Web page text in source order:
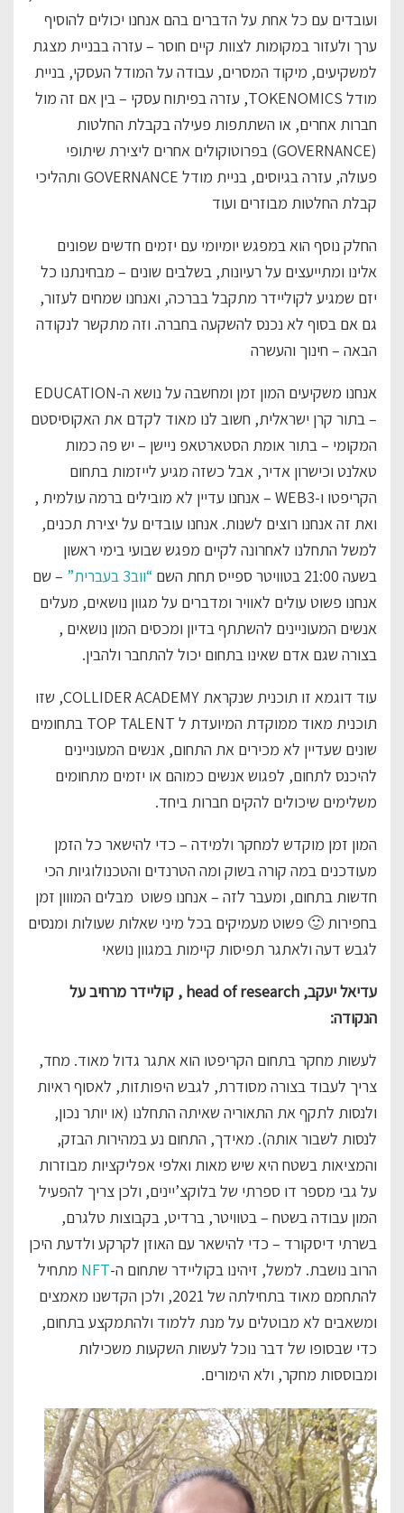
ועובדים עם כל אחת על הדברים בהם אנחנו יכולים להוסיף
ערך ולעזור במקומות לצוות קיים חוסר – עזרה בבניית מצגת
למשקיעים, מיקוד המסרים, עבודה על המודל העסקי, בניית
מודל TOKENOMICS, עזרה בפיתוח עסקי – בין אם זה מול
חברות אחרים, או השתתפות פעילה בקבלת החלטות
(GOVERNANCE) בפרוטוקולים אחרים ליצירת שיתופי
פעולה, עזרה בגיוסים, בניית מודל GOVERNANCE ותהליכי
קבלת החלטות מבוזרים ועוד
החלק נוסף הוא במפגש יומיומי עם יזמים חדשים שפונים
אלינו ומתייעצים על רעיונות, בשלבים שונים – מבחינתנו כל
יזם שמגיע לקוליידר מתקבל בברכה, ואנחנו שמחים לעזור,
גם אם בסוף לא נכנס להשקעה בחברה. וזה מתקשר לנקודה
הבאה – חינוך והעשרה
אנחנו משקיעים המון זמן ומחשבה על נושא ה-EDUCATION
– בתור קרן ישראלית, חשוב לנו מאוד לקדם את האקוסיסטם
המקומי – בתור אומת הסטארטאפ ניישן – יש פה כמות
טאלנט וכישרון אדיר, אבל כשזה מגיע לייזמות בתחום
הקריפטו ו-WEB3 – אנחנו עדיין לא מובילים ברמה עולמית ,
ואת זה אנחנו רוצים לשנות. אנחנו עובדים על יצירת תכנים,
למשל התחלנו לאחרונה לקיים מפגש שבועי בימי ראשון
בשעה 21:00 בטוויטר ספייס תחת השם
“ווב3 בעברית”
– שם
אנחנו פשוט עולים לאוויר ומדברים על מגוון נושאים, מעלים
אנשים המעוניינים להשתתף בדיון ומכסים המון נושאים ,
בצורה שגם אדם שאינו בתחום יכול להתחבר ולהבין.
עוד דוגמא זו תוכנית שנקראת COLLIDER ACADEMY, שזו
תוכנית מאוד ממוקדת המיועדת ל TOP TALENT בתחומים
שונים שעדיין לא מכירים את התחום, אנשים המעוניינים
להיכנס לתחום, לפגוש אנשים כמוהם או יזמים מתחומים
משלימים שיכולים להקים חברות ביחד.
המון זמן מוקדש למחקר ולמידה – כדי להישאר כל הזמן
מעודכנים במה קורה בשוק ומה הטרנדים והטכנולוגיות הכי
חדשות בתחום, ומעבר לזה – אנחנו פשוט מבלים המווון זמן
בחפירות 🙂 פשוט מעמיקים בכל מיני שאלות שעולות ומנסים
לגבש דעה ולאתגר תפיסות קיימות במגוון נושאי
עדיאל יעקב, head of research , קוליידר מרחיב על
הנקודה:
לעשות מחקר בתחום הקריפטו הוא אתגר גדול מאוד. מחד,
צריך לעבוד בצורה מסודרת, לגבש היפותזות, לאסוף ראיות
ולנסות לתקף את התאוריה שאיתה התחלנו (או יותר נכון,
לנסות לשבור אותה). מאידך, התחום נע במהירות הבזק,
והמציאות בשטח היא שיש מאות ואלפי אפליקציות מבוזרות
על גבי מספר דו ספרתי של בלוקצ’יינים, ולכן צריך להפעיל
המון עבודה בשטח – בטוויטר, ברדיט, בקבוצות טלגרם,
בשרתי דיסקורד – כדי להישאר עם האוזן לקרקע ולדעת היכן
הרוב נושבת. למשל, זיהינו בקוליידר שתחום ה-NFT מתחיל
להתחמם מאוד בתחילתה של 2021, ולכן הקדשנו מאמצים
ומשאבים לא מבוטלים על מנת ללמוד ולהתמקצע בתחום,
כדי שבסופו של דבר נוכל לעשות השקעות משכילות
ומבוססות מחקר, ולא הימורים.